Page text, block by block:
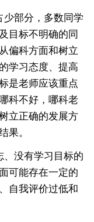
少部分，多数同学
目标不明确的同
偏科方面和树立
学习态度、提高
是老师应该重点
科不好，哪科老
立正确的发展方
果。
、没有学习目标的
可能存在一定的
自我评价过低和